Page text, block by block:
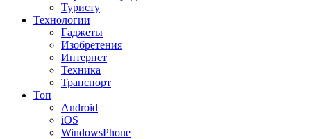
Туристу
Технологии
Гаджеты
Изобретения
Интернет
Техника
Транспорт
Топ
Android
iOS
WindowsPhone